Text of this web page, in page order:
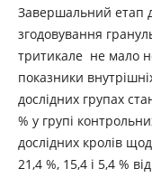
Завершальний етап
згодовування
тритикале не мало
показники внутрішніх
дослідних групах
% у групі
дослідних кролів
21,4 %, 15,4 і 5,4 %